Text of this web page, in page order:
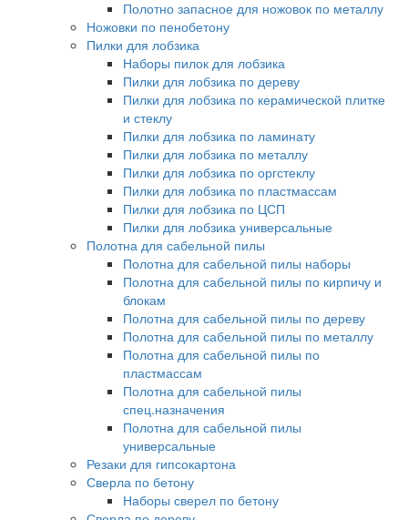
Полотно запасное для ножовок по металлу
Ножовки по пенобетону
Пилки для лобзика
Наборы пилок для лобзика
Пилки для лобзика по дереву
Пилки для лобзика по керамической плитке
и стеклу
Пилки для лобзика по ламинату
Пилки для лобзика по металлу
Пилки для лобзика по оргстеклу
Пилки для лобзика по пластмассам
Пилки для лобзика по ЦСП
Пилки для лобзика универсальные
Полотна для сабельной пилы
Полотна для сабельной пилы наборы
Полотна для сабельной пилы по кирпичу и
блокам
Полотна для сабельной пилы по дереву
Полотна для сабельной пилы по металлу
Полотна для сабельной пилы по
пластмассам
Полотна для сабельной пилы
спец.назначения
Полотна для сабельной пилы
универсальные
Резаки для гипсокартона
Сверла по бетону
Наборы сверел по бетону